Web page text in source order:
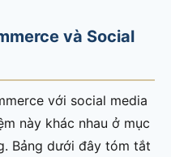
và Social
với social media
này khác nhau ở mục
Bảng dưới đây tóm tắt